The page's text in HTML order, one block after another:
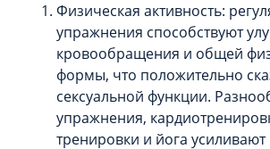
Физическая активность:
упражнения способствуют
кровообращения и общей
формы, что положительно
сексуальной функции.
упражнения,
тренировки и йога усиливают